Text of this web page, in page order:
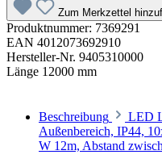
Zum Merkzettel
Produktnummer: 7369291
EAN 4012073692910
Hersteller-Nr. 9405310000
Länge 12000 mm
Beschreibung
LED
Außenbereich, IP44,
W 12m, Abstand